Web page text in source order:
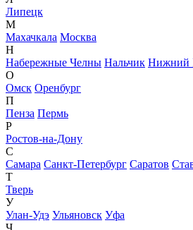
Липецк
М
Махачкала Москва
Н
Набережные Челны Нальчик Нижний
О
Омск Оренбург
П
Пенза Пермь
Р
Ростов-на-Дону
С
Самара Санкт-Петербург Саратов
Т
Тверь
У
Улан-Удэ Ульяновск Уфа